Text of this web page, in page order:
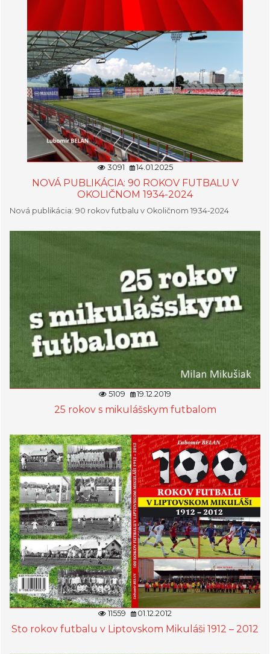
3091 14.01.2025
NOVÁ PUBLIKÁCIA: 90 ROKOV FUTBALU V
OKOLIČNOM 1934-2024
Nová publikácia: 90 rokov futbalu v Okoličnom 1934-2024
5109 19.12.2019
25 rokov s mikulášskym futbalom
11559 01.12.2012
Sto rokov futbalu v Liptovskom Mikuláši 1912 – 2012